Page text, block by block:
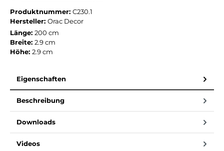
Produktnummer: C230.1
Hersteller: Orac Decor
Länge: 200 cm
Breite: 2.9 cm
Höhe: 2.9 cm
Eigenschaften
Beschreibung
Downloads
Videos